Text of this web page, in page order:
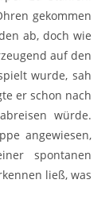
gekommen
ab, doch wie
auf den
wurde, sah
er schon nach
würde.
angewiesen,
spontanen
ließ, was